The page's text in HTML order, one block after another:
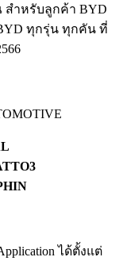
ำหรับลูกค้า BYD
ทุกรุ่น ทุกคัน ที่
ได้ตั้งแต่